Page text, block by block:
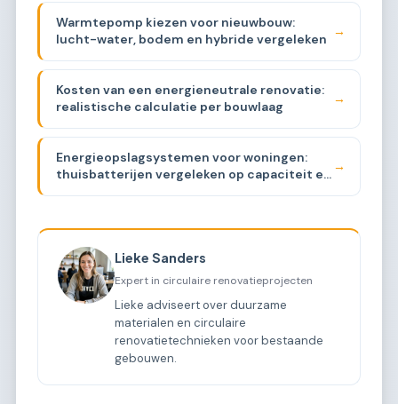
Warmtepomp kiezen voor nieuwbouw:
lucht-water, bodem en hybride vergeleken
→
Kosten van een energieneutrale renovatie:
realistische calculatie per bouwlaag
→
Energieopslagsystemen voor woningen:
thuisbatterijen vergeleken op capaciteit en
→
Lieke Sanders
Expert in circulaire renovatieprojecten
Lieke adviseert over duurzame
materialen en circulaire
renovatietechnieken voor bestaande
gebouwen.